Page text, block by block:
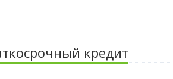
кредит